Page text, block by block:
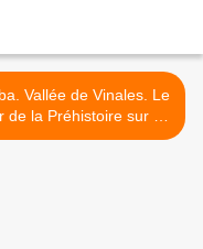
Vallée de Vinales. Le
de la Préhistoire sur un
mogote. >